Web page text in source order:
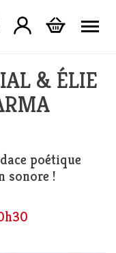
& ÉLIE
poétique
sonore !